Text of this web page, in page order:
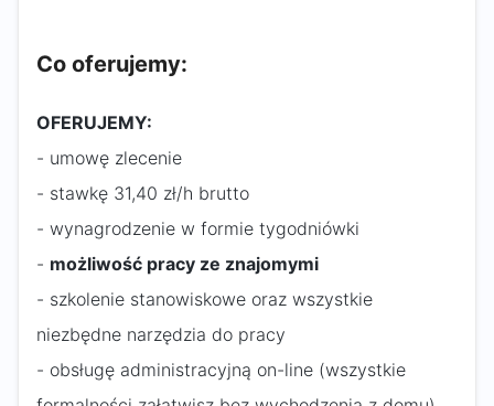
Co oferujemy:
OFERUJEMY:
- umowę zlecenie
- stawkę 31,40 zł/h brutto
- wynagrodzenie w formie tygodniówki
- możliwość pracy ze znajomymi
- szkolenie stanowiskowe oraz wszystkie
niezbędne narzędzia do pracy
- obsługę administracyjną on-line (wszystkie